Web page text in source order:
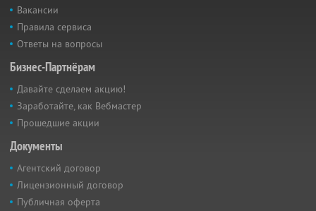
Вакансии
Правила сервиса
Ответы на вопросы
Бизнес-Партнёрам
Давайте сделаем акцию!
Заработайте, как Вебмастер
Прошедшие акции
Документы
Агентский договор
Лицензионный договор
Публичная оферта